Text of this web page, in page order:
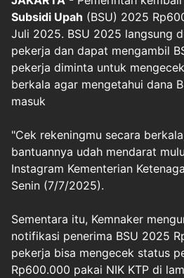
Subsidi Upah (BSU) 2025
Juli 2025. BSU 2025 langsung
pekerja dan dapat mengambil
pekerja diminta untuk
berkala agar mengetahui dana
masuk
"Cek rekeningmu secara
bantuannya udah mendarat
Instagram Kementerian
Senin (7/7/2025).
Sementara itu, Kemnaker
notifikasi penerima BSU 2025
pekerja bisa mengecek status
Rp600.000 pakai NIK KTP di